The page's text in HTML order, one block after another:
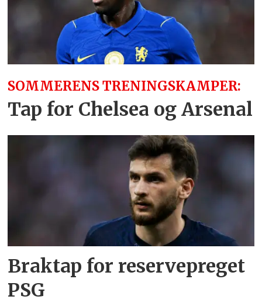
SOMMERENS TRENINGSKAMPER:
Tap for Chelsea og Arsenal
Braktap for reservepreget
PSG